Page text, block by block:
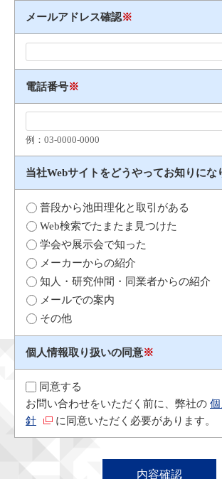
メールアドレス確認※
電話番号※
例：03​-​0000​-​0000
当社Webサイトをどうやってお知りにな
普段から池田理化と取引がある
Web検索でたまたま見つけた
学会や展示会で知った
メーカーからの紹介
知人・研究仲間・同業者からの紹介
メールでの案内
その他
個人情報取り扱いの同意※
同意する
お問い合わせをいただく前に、弊社の
針
に同意いただく必要があります。